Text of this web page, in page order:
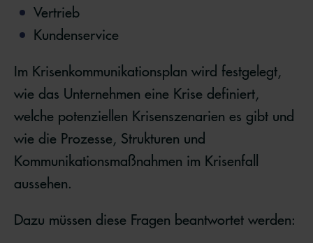
Vertrieb
Kundenservice
Im Krisenkommunikationsplan wird festgelegt,
wie das Unternehmen eine Krise definiert,
welche potenziellen Krisenszenarien es gibt und
wie die Prozesse, Strukturen und
Kommunikationsmaßnahmen im Krisenfall
aussehen.
Dazu müssen diese Fragen beantwortet werden: